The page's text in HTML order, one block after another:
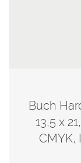
Buch
13,5 x
CMYK,